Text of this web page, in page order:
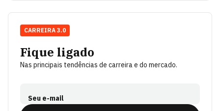
Fique ligado
Nas principais tendências de carreira e do mercado.
Seu e-mail
CARREIRA 3.0